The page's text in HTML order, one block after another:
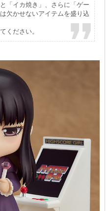
「イカ焼き」、さらに「ゲー
欠かせないアイテムを盛り込
ください。